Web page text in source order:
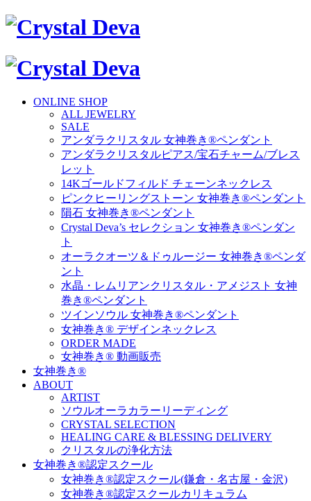
ONLINE SHOP
ALL JEWELRY
SALE
アンダラクリスタル 女神巻き®ペンダント
アンダラクリスタルピアス/宝石チャーム/ブレス
レット
14Kゴールドフィルド チェーンネックレス
ピンクヒーリングストーン 女神巻き®ペンダント
隕石 女神巻き®ペンダント
Crystal Deva’s セレクション 女神巻き®ペンダン
ト
オーラクオーツ＆ドゥルージー 女神巻き®ペンダ
ント
水晶・レムリアンクリスタル・アメジスト 女神
巻き®ペンダント
ツインソウル 女神巻き®ペンダント
女神巻き® デザインネックレス
ORDER MADE
女神巻き® 動画販売
女神巻き®
ABOUT
ARTIST
ソウルオーラカラーリーディング
CRYSTAL SELECTION
HEALING CARE & BLESSING DELIVERY
クリスタルの浄化方法
女神巻き®認定スクール
女神巻き®認定スクール(鎌倉・名古屋・金沢)
女神巻き®認定スクールカリキュラム